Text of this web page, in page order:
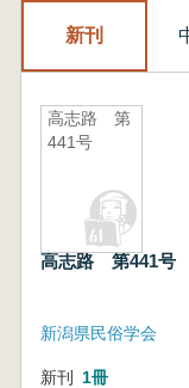
新刊
高志路 第
441号
高志路 第441号
新潟県民俗学会
新刊 1冊